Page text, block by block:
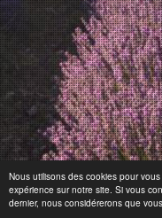
Nous utilisons des cookies pour
expérience sur notre site. Si vous
dernier, nous considérerons que